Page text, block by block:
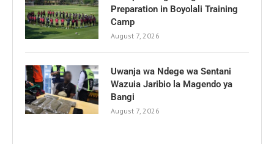
Preparation in Boyolali Training
Camp
August 7, 2026
Uwanja wa Ndege wa Sentani
Wazuia Jaribio la Magendo ya
Bangi
August 7, 2026